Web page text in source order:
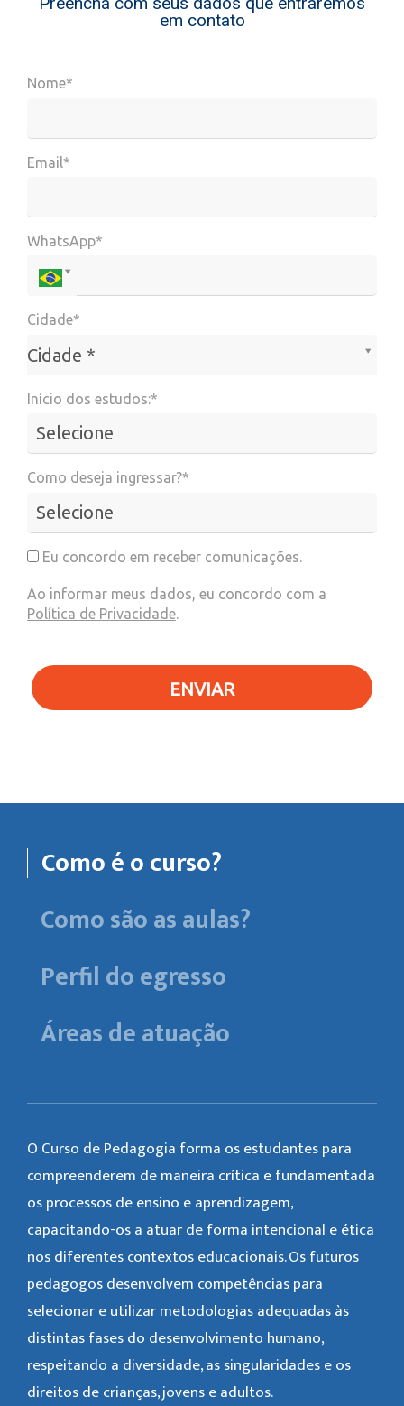
em contato
Nome*
Email*
WhatsApp*
Cidade*
Cidade *
Cidade*
Início dos estudos:*
Como deseja ingressar?*
Eu concordo em receber comunicações.
Ao informar meus dados, eu concordo com a
Política de Privacidade.
ENVIAR
Como é o curso?
Como são as aulas?
Perfil do egresso
Áreas de atuação
O Curso de Pedagogia forma os estudantes para
compreenderem de maneira crítica e fundamentada
os processos de ensino e aprendizagem,
capacitando-os a atuar de forma intencional e ética
nos diferentes contextos educacionais. Os futuros
pedagogos desenvolvem competências para
selecionar e utilizar metodologias adequadas às
distintas fases do desenvolvimento humano,
respeitando a diversidade, as singularidades e os
direitos de crianças, jovens e adultos.